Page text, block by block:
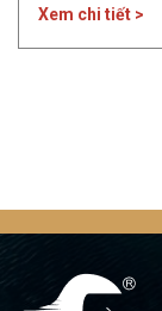
Xem chi tiết >